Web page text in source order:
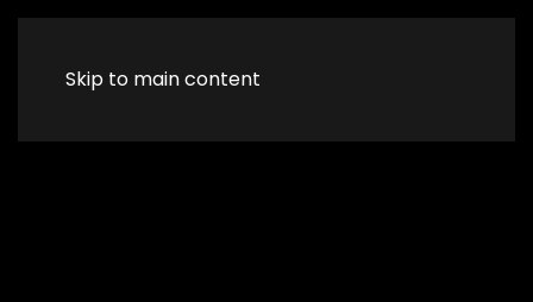
Skip to main content